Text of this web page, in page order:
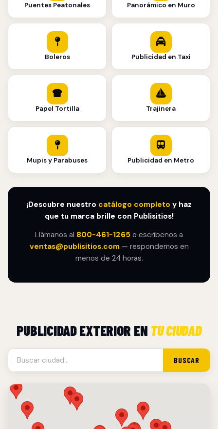
Puentes Peatonales Panorámico en Muro
Boleros Publicidad en Taxi
Papel Tortilla Trajinera
Mupis y Parabuses Publicidad en Metro
¡Descubre nuestro catálogo completo y haz
que tu marca brille con Publisitios!
Llámanos al 800-461-1265 o escríbenos a
ventas@publisitios.com— respondemos en
menos de 24 horas.
PUBLICIDAD EXTERIOR EN TU CIUDAD
BUSCAR